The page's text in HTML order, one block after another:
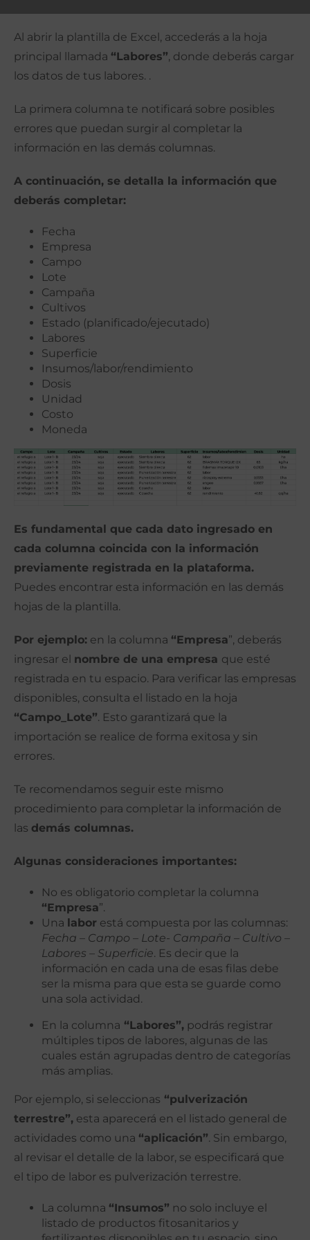
Al abrir la plantilla de Excel, accederás a la hoja
principal llamada “Labores”, donde deberás cargar
los datos de tus labores. .
La primera columna te notificará sobre posibles
errores que puedan surgir al completar la
información en las demás columnas.
A continuación, se detalla la información que
deberás completar:
Fecha
Empresa
Campo
Lote
Campaña
Cultivos
Estado (planificado/ejecutado)
Labores
Superficie
Insumos/labor/rendimiento
Dosis
Unidad
Costo
Moneda
Es fundamental que cada dato ingresado en
cada columna coincida con la información
previamente registrada en la plataforma.
Puedes encontrar esta información en las demás
hojas de la plantilla.
Por ejemplo: en la columna “Empresa”, deberás
ingresar el nombre de una empresa que esté
registrada en tu espacio. Para verificar las empresas
disponibles, consulta el listado en la hoja
“Campo_Lote”. Esto garantizará que la
importación se realice de forma exitosa y sin
errores.
Te recomendamos seguir este mismo
procedimiento para completar la información de
las demás columnas.
Algunas consideraciones importantes:
No es obligatorio completar la columna
“Empresa”.
Una labor está compuesta por las columnas:
Fecha – Campo – Lote- Campaña – Cultivo –
Labores – Superficie. Es decir que la
información en cada una de esas filas debe
ser la misma para que esta se guarde como
una sola actividad.
En la columna “Labores”, podrás registrar
múltiples tipos de labores, algunas de las
cuales están agrupadas dentro de categorías
más amplias.
Por ejemplo, si seleccionas “pulverización
terrestre”, esta aparecerá en el listado general de
actividades como una “aplicación”. Sin embargo,
al revisar el detalle de la labor, se especificará que
el tipo de labor es pulverización terrestre.
La columna “Insumos” no solo incluye el
listado de productos fitosanitarios y